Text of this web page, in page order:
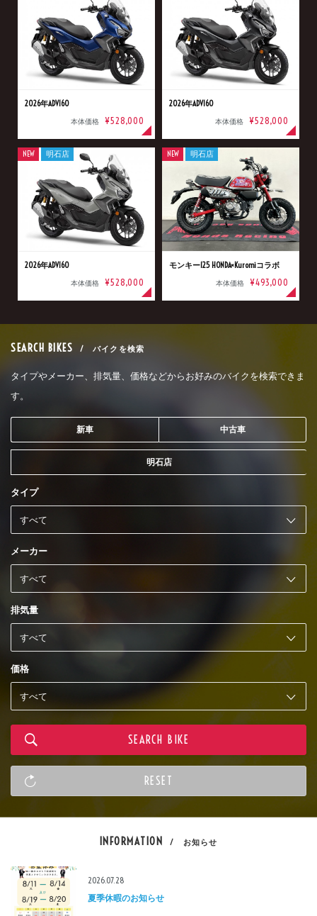
2026年ADV160
本体価格 ¥528,000
2026年ADV160
本体価格 ¥528,000
2026年ADV160
本体価格 ¥528,000
NEW 明石店
モンキー125 HONDA×Kuromiコラボ
本体価格 ¥493,000
NEW 明石店
SEARCH BIKES / バイクを検索
タイプやメーカー、排気量、価格などからお好みのバイクを検索できま
す。
新車 中古車
明石店
タイプ
メーカー
排気量
価格
INFORMATION / お知らせ
2026.07.28
夏季休暇のお知らせ